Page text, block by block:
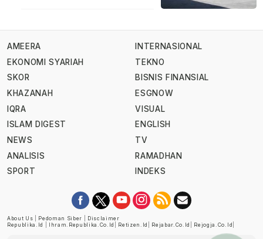
AMEERA
EKONOMI SYARIAH
SKOR
KHAZANAH
IQRA
ISLAM DIGEST
NEWS
ANALISIS
SPORT
INTERNASIONAL
TEKNO
BISNIS FINANSIAL
ESGNOW
VISUAL
ENGLISH
TV
RAMADHAN
INDEKS
About Us Pedoman Siber
Disclaimer
Republika.id
Ihram.republika.co.id Retizen.id Rejabar.co.id Rejogja.co.id